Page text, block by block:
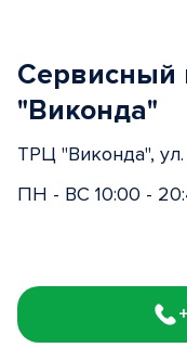
Сервисный
"Виконда"
ТРЦ "Виконда",
ПН - ВС 10:00 -
1
of